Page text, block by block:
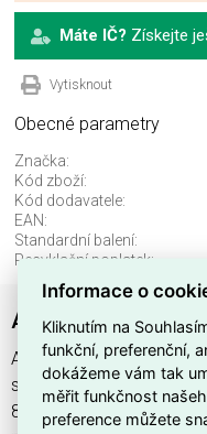
Máte IČ? Získejte
Vytisknout
Obecné parametry
Značka:
Kód zboží:
Kód dodavatele:
EAN:
Standardní balení:
Recyklační poplatek:
ATLAS PL5 ORO
ATLAS PL5 ORO najdete
světelné zdroje a LED
8021696311364, kód
Informace o
Kliknutím na
funkční, preferenční,
dokážeme vám tak
měřit funkčnost
preference můžete